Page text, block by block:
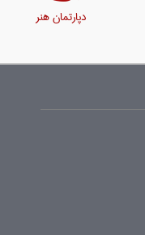
دپارتمان هنر